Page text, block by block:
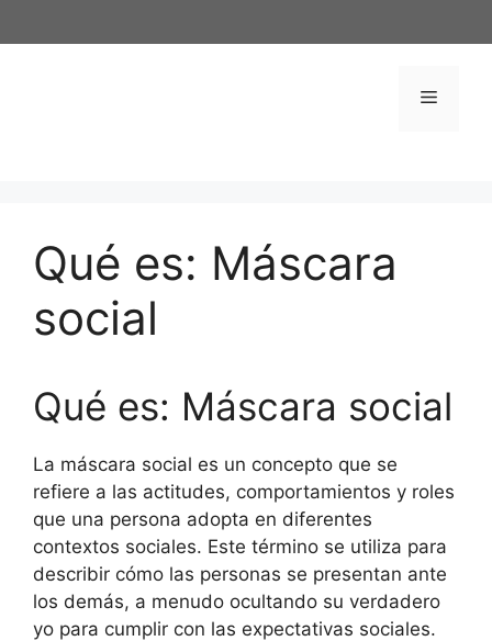
al
Menú
Qué es: Máscara
social
Qué es: Máscara social
La máscara social es un concepto que se
refiere a las actitudes, comportamientos y roles
que una persona adopta en diferentes
contextos sociales. Este término se utiliza para
describir cómo las personas se presentan ante
los demás, a menudo ocultando su verdadero
yo para cumplir con las expectativas sociales.